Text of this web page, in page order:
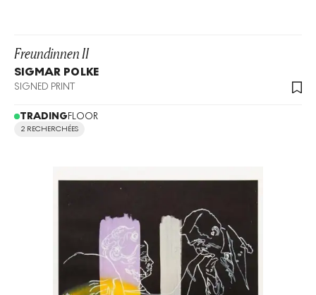
Freundinnen II
SIGMAR POLKE
SIGNED PRINT
TRADINGFLOOR
2 RECHERCHÉES